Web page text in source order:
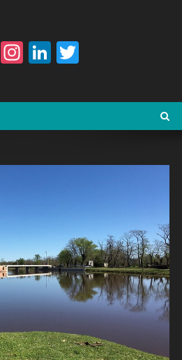
Facebook
Instagram
LinkedIn